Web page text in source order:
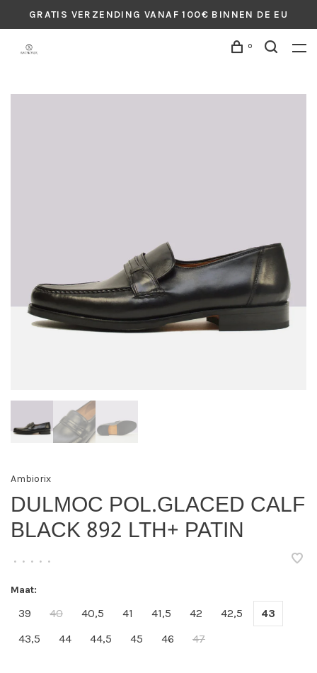
GRATIS VERZENDING VANAF 100€ BINNEN DE EU
0
Ambiorix
DULMOC POL.GLACED CALF
BLACK 892 LTH+ PATIN
• • • • •
Maat:
39 40 40,5 41 41,5 42 42,5
43
43,5
44 44,5 45 46 47